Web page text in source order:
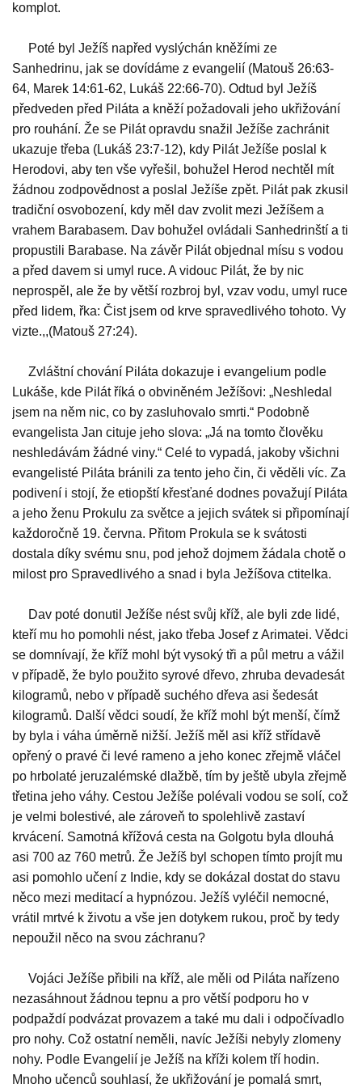
komplot.
Poté byl Ježíš napřed vyslýchán kněžími ze
Sanhedrinu, jak se dovídáme z evangelií (Matouš 26:63-
64, Marek 14:61-62, Lukáš 22:66-70). Odtud byl Ježíš
předveden před Piláta a kněží požadovali jeho ukřižování
pro rouhání. Že se Pilát opravdu snažil Ježíše zachránit
ukazuje třeba (Lukáš 23:7-12), kdy Pilát Ježíše poslal k
Herodovi, aby ten vše vyřešil, bohužel Herod nechtěl mít
žádnou zodpovědnost a poslal Ježíše zpět. Pilát pak zkusil
tradiční osvobození, kdy měl dav zvolit mezi Ježíšem a
vrahem Barabasem. Dav bohužel ovládali Sanhedrinští a ti
propustili Barabase. Na závěr Pilát objednal mísu s vodou
a před davem si umyl ruce. A vidouc Pilát, že by nic
neprospěl, ale že by větší rozbroj byl, vzav vodu, umyl ruce
před lidem, řka: Čist jsem od krve spravedlivého tohoto. Vy
vizte.,,(Matouš 27:24).
Zvláštní chování Piláta dokazuje i evangelium podle
Lukáše, kde Pilát říká o obviněném Ježíšovi: „Neshledal
jsem na něm nic, co by zasluhovalo smrti.“ Podobně
evangelista Jan cituje jeho slova: „Já na tomto člověku
neshledávám žádné viny.“ Celé to vypadá, jakoby všichni
evangelisté Piláta bránili za tento jeho čin, či věděli víc. Za
podivení i stojí, že etiopští křesťané dodnes považují Piláta
a jeho ženu Prokulu za světce a jejich svátek si připomínají
každoročně 19. června. Přitom Prokula se k svátosti
dostala díky svému snu, pod jehož dojmem žádala chotě o
milost pro Spravedlivého a snad i byla Ježíšova ctitelka.
Dav poté donutil Ježíše nést svůj kříž, ale byli zde lidé,
kteří mu ho pomohli nést, jako třeba Josef z Arimatei. Vědci
se domnívají, že kříž mohl být vysoký tři a půl metru a vážil
v případě, že bylo použito syrové dřevo, zhruba devadesát
kilogramů, nebo v případě suchého dřeva asi šedesát
kilogramů. Další vědci soudí, že kříž mohl být menší, čímž
by byla i váha úměrně nižší. Ježíš měl asi kříž střídavě
opřený o pravé či levé rameno a jeho konec zřejmě vláčel
po hrbolaté jeruzalémské dlažbě, tím by ještě ubyla zřejmě
třetina jeho váhy. Cestou Ježíše polévali vodou se solí, což
je velmi bolestivé, ale zároveň to spolehlivě zastaví
krvácení. Samotná křížová cesta na Golgotu byla dlouhá
asi 700 az 760 metrů. Že Ježíš byl schopen tímto projít mu
asi pomohlo učení z Indie, kdy se dokázal dostat do stavu
něco mezi meditací a hypnózou. Ježíš vyléčil nemocné,
vrátil mrtvé k životu a vše jen dotykem rukou, proč by tedy
nepoužil něco na svou záchranu?
Vojáci Ježíše přibili na kříž, ale měli od Piláta nařízeno
nezasáhnout žádnou tepnu a pro větší podporu ho v
podpaždí podvázat provazem a také mu dali i odpočívadlo
pro nohy. Což ostatní neměli, navíc Ježíši nebyly zlomeny
nohy. Podle Evangelií je Ježíš na kříži kolem tří hodin.
Mnoho učenců souhlasí, že ukřižování je pomalá smrt,